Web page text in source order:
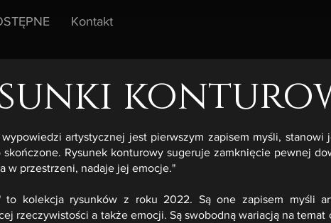
Kontakt
artystycznej jest pierwszym zapisem myśli, stanowi
skończone. Rysunek konturowy sugeruje zamknięcie pewnej
w przestrzeni, nadaje jej emocje."
to kolekcja rysunków z roku 2022. Są one zapisem myśli
rzeczywistości a także emocji. Są swobodną wariacją na temat